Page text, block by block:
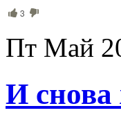
3
Пт Май
И снова